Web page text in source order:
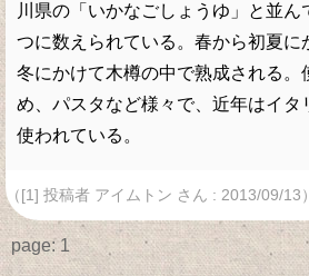
川県の「いかなごしょうゆ」と並ん
つに数えられている。春から初夏に
冬にかけて木樽の中で熟成される。
め、パスタなど様々で、近年はイタ
使われている。
（[1] 投稿者 アイムトン さん : 2013/09/13）
page: 1